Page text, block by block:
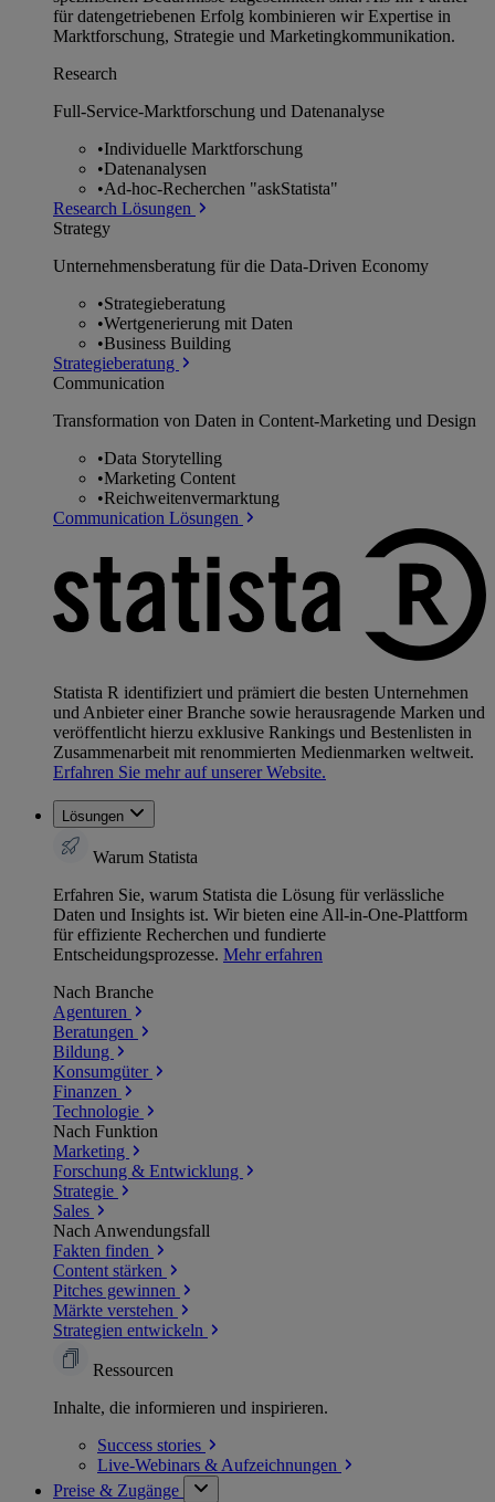
für datengetriebenen Erfolg kombinieren wir Expertise in
Marktforschung, Strategie und Marketingkommunikation.
Research
Full-Service-Marktforschung und Datenanalyse
•Individuelle Marktforschung
•Datenanalysen
•Ad-hoc-Recherchen "askStatista"
Research Lösungen
Strategy
Unternehmens­beratung für die Data-Driven Economy
•Strategieberatung
•Wertgenerierung mit Daten
•Business Building
Strategieberatung
Communication
Transformation von Daten in Content-Marketing und Design
•Data Storytelling
•Marketing Content
•Reichweitenvermarktung
Communication Lösungen
Statista R identifiziert und prämiert die besten Unternehmen
und Anbieter einer Branche sowie herausragende Marken und
veröffentlicht hierzu exklusive Rankings und Bestenlisten in
Zusammenarbeit mit renommierten Medienmarken weltweit.
Erfahren Sie mehr auf unserer Website.
Lösungen
Warum Statista
Erfahren Sie, warum Statista die Lösung für verlässliche
Daten und Insights ist. Wir bieten eine All-in-One-Plattform
für effiziente Recherchen und fundierte
Entscheidungsprozesse. Mehr erfahren
Nach Branche
Agenturen
Beratungen
Bildung
Konsumgüter
Finanzen
Technologie
Nach Funktion
Marketing
Forschung & Entwicklung
Strategie
Sales
Nach Anwendungsfall
Fakten finden
Content stärken
Pitches gewinnen
Märkte verstehen
Strategien entwickeln
Ressourcen
Inhalte, die informieren und inspirieren.
Success stories
Live-Webinars & Aufzeichnungen
Preise & Zugänge